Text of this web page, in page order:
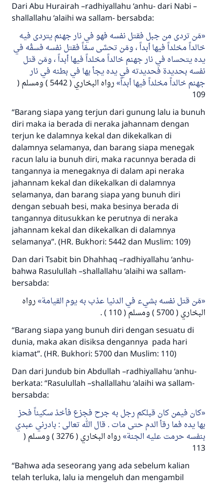
Dari Abu Hurairah –radhiyallahu ‘anhu- dari Nabi –
shallallahu ‘alaihi wa sallam- bersabda:
مَن تردى من جبل فقتل نفسه فهو في نار جهنم يتردى فيه
خالداً مخلداً فيها أبداً ، ومَن تحسَّى سمّاً فقتل نفسه فسمُّه في
يده يتحساه في نار جهنم خالداً مخلداً فيها أبداً ، ومَن قتل
نفسه بحديدة فحديدته في يده يجأ بها في بطنه في نار
جهنم خالداً مخلداً فيها أبداً
رواه البخاري ( 5442 ) ومسلم (
109
“Barang siapa yang terjun dari gunung lalu ia bunuh
diri maka ia berada di neraka jahannam dengan
terjun ke dalamnya kekal dan dikekalkan di
dalamnya selamanya, dan barang siapa menegak
racun lalu ia bunuh diri, maka racunnya berada di
tangannya ia menegaknya di dalam api neraka
jahannam kekal dan dikekalkan di dalamnya
selamanya, dan barang siapa yang bunuh diri
dengan sebuah besi, maka besinya berada di
tangannya ditusukkan ke perutnya di neraka
jahannam kekal dan dikekalkan di dalamnya
selamanya”. (HR. Bukhori: 5442 dan Muslim: 109)
Dan dari Tsabit bin Dhahhaq –radhiyallahu ‘anhu-
bahwa Rasulullah –shallallahu ‘alaihi wa sallam-
bersabda:
مَن قتل نفسه بشيء في الدنيا عذب به يوم القيامة
رواه
البخاري ( 5700 ) ومسلم ( 110 ) .
“Barang siapa yang bunuh diri dengan sesuatu di
dunia, maka akan disiksa dengannya pada hari
kiamat”. (HR. Bukhori: 5700 dan Muslim: 110)
Dan dari Jundub bin Abdullah –radhiyallahu ‘anhu-
berkata: “Rasulullah –shallallahu ‘alaihi wa sallam-
bersabda:
كان فيمن كان قبلكم رجل به جرح فجزع فأخذ سكيناً فحز
بها يده فما رقأ الدم حتى مات . قال الله تعالى : بادرني عبدي
بنفسه حرمت عليه الجنة
رواه البخاري ( 3276 ) ومسلم (
113
“Bahwa ada seseorang yang ada sebelum kalian
telah terluka, lalu ia mengeluh dan mengambil
Jawaban no. 110845